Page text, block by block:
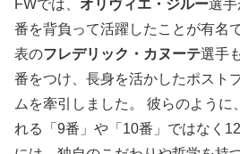
FWでは、 オリヴィエ・ジルー選
番を背負って活躍したことが有名
表のフレデリック・カヌーテ選手
番をつけ、長身を活かしたポスト
ムを牽引しました。 彼らのように
れる「9番」や「10番」ではなく